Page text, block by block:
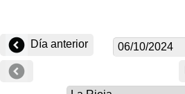
Día anterior